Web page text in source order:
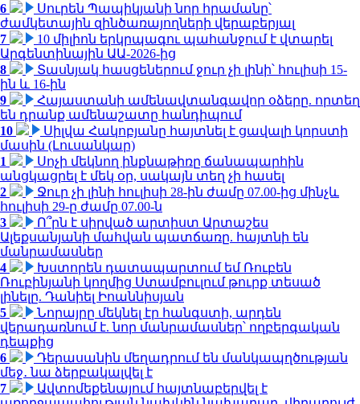
6
Սուրեն Պապիկյանի նոր հրամանը՝
ժամկետային զինծառայողների վերաբերյալ
7
10 միլիոն երկրպագու պահանջում է վտարել
Արգենտինային ԱԱ-2026-ից
8
Տասնյակ հասցեներում ջուր չի լինի՝ հուլիսի 15-
ին և 16-ին
9
Հայաստանի ամենավտանգավոր օձերը. որտեղ
են դրանք ամենաշատը հանդիպում
10
Սիլվա Հակոբյանը հայտնել է ցավալի կորստի
մասին (Լուսանկար)
1
Սոչի մեկնող ինքնաթիռը ճանապարհին
անցկացրել է մեկ օր, սակայն տեղ չի հասել
2
Ջուր չի լինի հուլիսի 28-ին ժամը 07.00-ից մինչև
հուլիսի 29-ը ժամը 07.00-ն
3
Ո՞րն է սիրված արտիստ Արտաշես
Ալեքսանյանի մահվան պատճառը. հայտնի են
մանրամասներ
4
Խստորեն դատապարտում եմ Ռուբեն
Ռուբինյանի կողմից Ստամբուլում թուրք տեսած
լինելը. Դանիել Իոաննիսյան
5
Նորայրը մեկնել էր հանգստի, արդեն
վերադառնում է. նոր մանրամասներ՝ ողբերգական
դեպքից
6
Դերասանին մեղադրում են մանկապղծության
մեջ․ նա ձերբակալվել է
7
Ավտոմեքենայում հայտնաբերվել է